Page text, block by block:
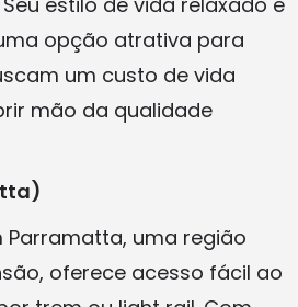
opção atrativa para
um custo de vida
mão da qualidade
Parramatta, uma região
oferece acesso fácil ao